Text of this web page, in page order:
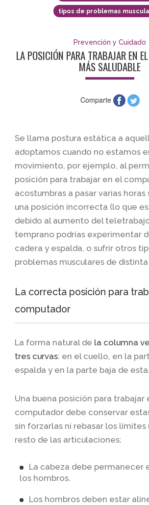
tipos de problemas
Prevención y Cuidado
LA POSICIÓN PARA TRABAJAR EN
MÁS SALUDABLE
Comparte
Se llama postura estática a
adoptamos cuando no estamos
movimiento, por ejemplo, al
posición para trabajar en el
acostumbras a pasar varias
una posición incorrecta (lo que
debido al aumento del
temprano podrías experimentar
cadera y espalda, o sufrir otros
problemas musculares de
La correcta posición para
computador
La forma natural de la columna
tres curvas: en el cuello, en la
espalda y en la parte baja de esta.
Una buena posición para trabajar
computador debe conservar
sin forzarlas ni rebasar los límites
resto de las articulaciones:
La cabeza debe permanecer
los hombros.
Los hombros deben estar